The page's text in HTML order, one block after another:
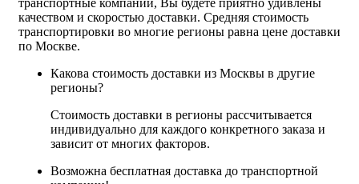
качеством и скоростью доставки. Средняя стоимость
транспортировки во многие регионы равна цене доставки
по Москве.
Какова стоимость доставки из Москвы в другие
регионы?
Стоимость доставки в регионы рассчитывается
индивидуально для каждого конкретного заказа и
зависит от многих факторов.
Возможна бесплатная доставка до транспортной